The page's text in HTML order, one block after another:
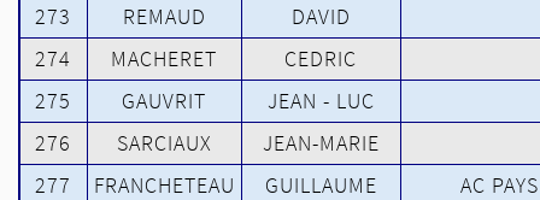
273
REMAUD
DAVID
274
MACHERET
CEDRIC
275
GAUVRIT
JEAN - LUC
276
SARCIAUX
JEAN-MARIE
277
FRANCHETEAU GUILLAUME
AC